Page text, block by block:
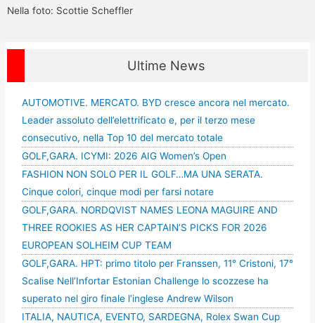
Nella foto: Scottie Scheffler
Ultime News
AUTOMOTIVE. MERCATO. BYD cresce ancora nel mercato.
Leader assoluto dell’elettrificato e, per il terzo mese
consecutivo, nella Top 10 del mercato totale
GOLF,GARA. ICYMI: 2026 AIG Women’s Open
FASHION NON SOLO PER IL GOLF…MA UNA SERATA.
Cinque colori, cinque modi per farsi notare
GOLF,GARA. NORDQVIST NAMES LEONA MAGUIRE AND
THREE ROOKIES AS HER CAPTAIN’S PICKS FOR 2026
EUROPEAN SOLHEIM CUP TEAM
GOLF,GARA. HPT: primo titolo per Franssen, 11° Cristoni, 17°
Scalise Nell’Infortar Estonian Challenge lo scozzese ha
superato nel giro finale l’inglese Andrew Wilson
ITALIA, NAUTICA, EVENTO, SARDEGNA, Rolex Swan Cup